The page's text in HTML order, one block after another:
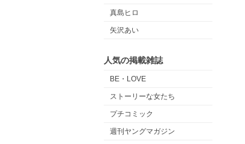
真島ヒロ
矢沢あい
人気の掲載雑誌
BE・LOVE
ストーリーな女たち
プチコミック
週刊ヤングマガジン